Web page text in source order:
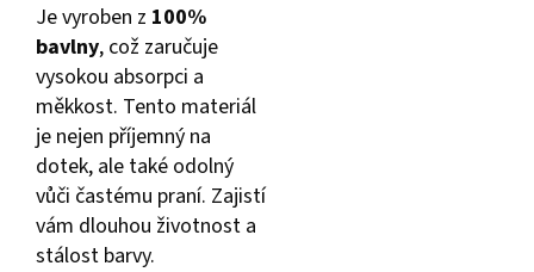
Je vyroben z 100%
bavlny, což zaručuje
vysokou absorpci a
měkkost. Tento materiál
je nejen příjemný na
dotek, ale také odolný
vůči častému praní. Zajistí
vám dlouhou životnost a
stálost barvy.